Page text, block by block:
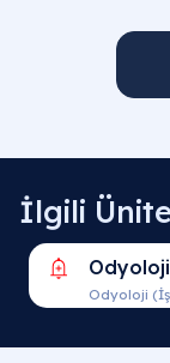
İlgili
Odyoloji